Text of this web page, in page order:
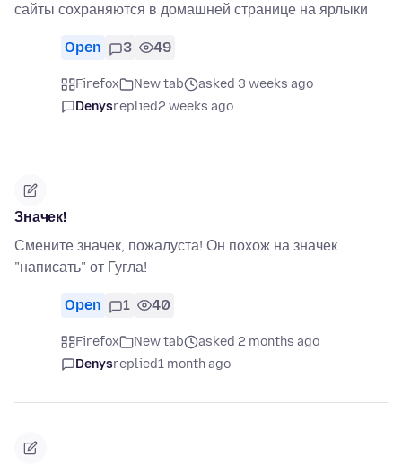
сайты сохраняются в домашней странице на ярлыки
Open 3 49
Firefox New tab
asked 3 weeks ago
Denysreplied2 weeks ago
Значек!
Смените значек, пожалуста! Он похож на значек
"написать" от Гугла!
Open 1 40
Firefox New tab
asked 2 months ago
Denysreplied1 month ago